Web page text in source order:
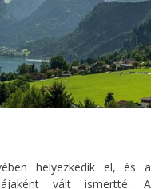
helyezkedik el, és a
vált ismertté. A